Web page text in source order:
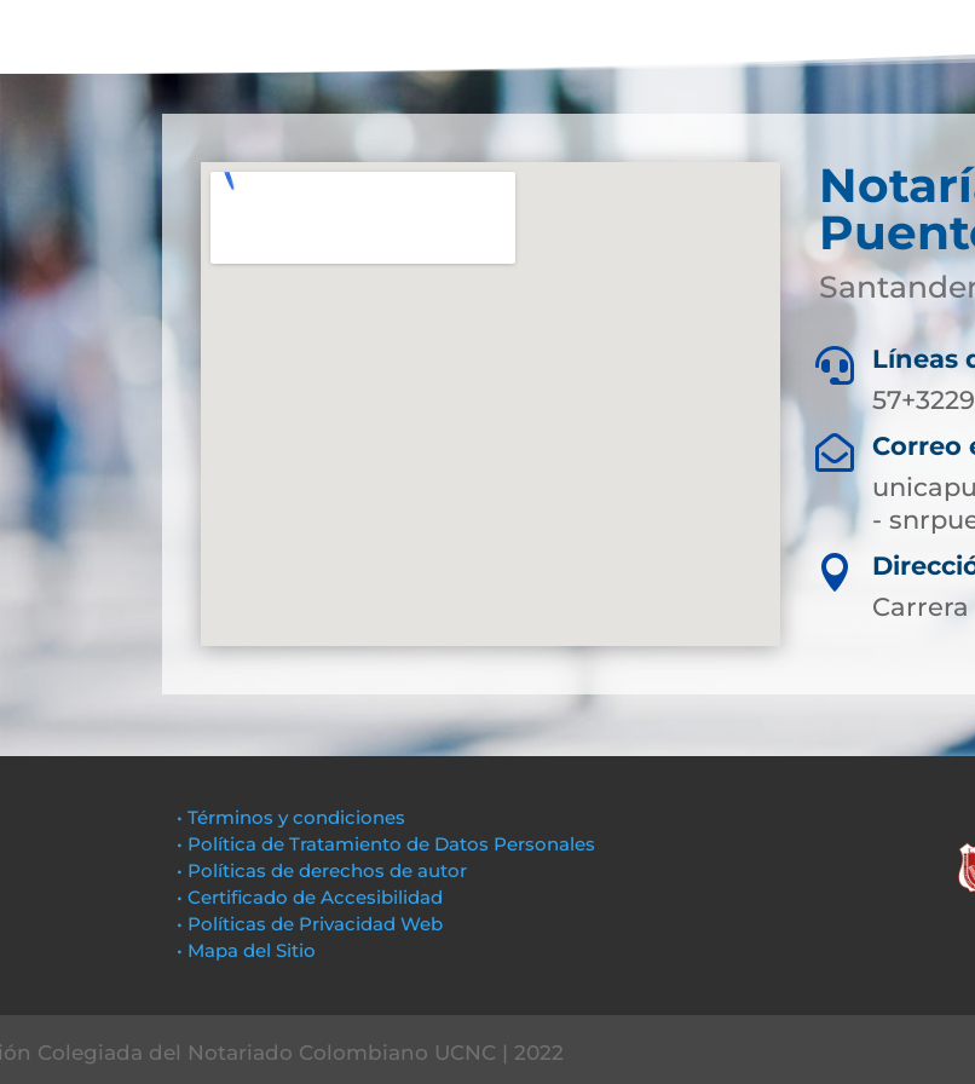

Líneas

Correo
-

• Términos y condiciones
• Política de Tratamiento de Datos Personales
• Políticas de derechos de autor
• Certificado de Accesibilidad
• Políticas de Privacidad Web
• Mapa del Sitio
Colegiada del Notariado Colombiano UCNC | 2022